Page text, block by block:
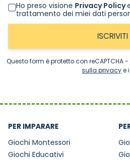
Ho preso visione Privacy Policy
trattamento dei miei dati
ISCRIVITI
Questo form è protetto con
sulla privacye i
PER IMPARARE
Giochi Montessori
Giochi Educativi